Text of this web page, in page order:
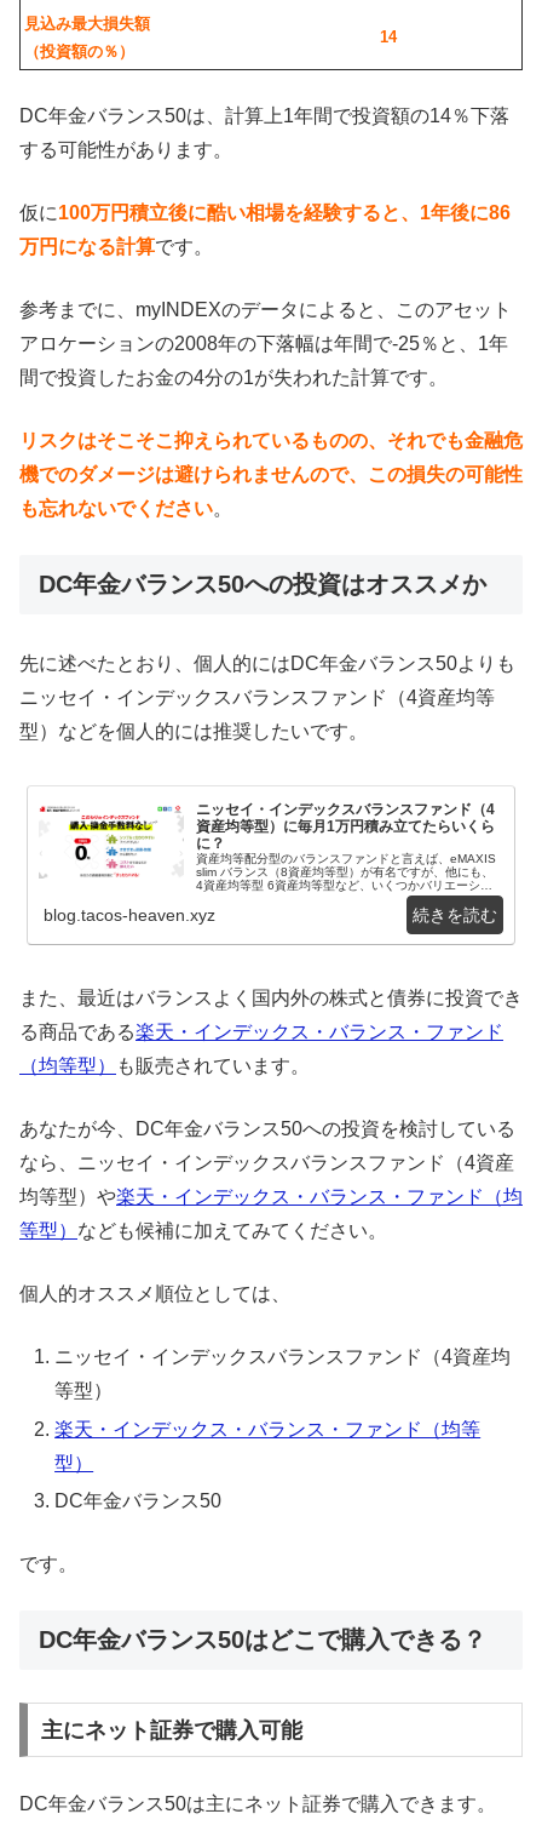
見込み最大損失額
（投資額の％）
14
DC年金バランス50は、計算上1年間で投資額の14％下落
する可能性があります。
仮に100万円積立後に酷い相場を経験すると、1年後に86
万円になる計算です。
参考までに、myINDEXのデータによると、このアセット
アロケーションの2008年の下落幅は年間で-25％と、1年
間で投資したお金の4分の1が失われた計算です。
リスクはそこそこ抑えられているものの、それでも金融危
機でのダメージは避けられませんので、この損失の可能性
も忘れないでください。
DC年金バランス50への投資はオススメか
先に述べたとおり、個人的にはDC年金バランス50よりも
ニッセイ・インデックスバランスファンド（4資産均等
型）などを個人的には推奨したいです。
ニッセイ・インデックスバランスファンド（4
資産均等型）に毎月1万円積み立てたらいくら
に？
資産均等配分型のバランスファンドと言えば、eMAXIS
slim バランス（8資産均等型）が有名ですが、他にも、
4資産均等型 6資産均等型など、いくつかバリエーショ
ンがあるんですよね。本記事で紹介す...
blog.tacos-heaven.xyz
また、最近はバランスよく国内外の株式と債券に投資でき
る商品である楽天・インデックス・バランス・ファンド
（均等型）
も販売されています。
あなたが今、DC年金バランス50への投資を検討している
なら、ニッセイ・インデックスバランスファンド（4資産
均等型）や楽天・インデックス・バランス・ファンド（均
等型） なども候補に加えてみてください。
個人的オススメ順位としては、
ニッセイ・インデックスバランスファンド（4資産均
等型）
楽天・インデックス・バランス・ファンド（均等
型）
DC年金バランス50
です。
DC年金バランス50はどこで購入できる？
主にネット証券で購入可能
DC年金バランス50は主にネット証券で購入できます。